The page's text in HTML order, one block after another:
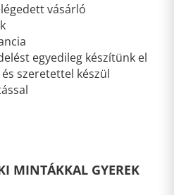
vásárló
egyedileg készítünk el
szeretettel készül
MINTÁKKAL GYEREK